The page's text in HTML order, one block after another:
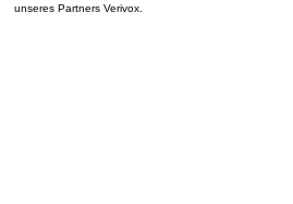
unseres Partners Verivox.